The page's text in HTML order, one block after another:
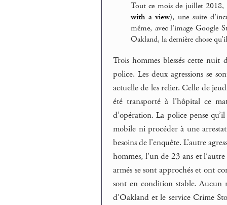
Tout ce mois de juillet 2018,
with a view), une suite
même, avec l’image Google
Oakland, la dernière chose
Trois hommes blessés cette nuit
police. Les deux agressions se
actuelle de les relier. Celle de
été transporté à l’hôpital ce
d’opération. La police pense
mobile ni procéder à une
besoins de l’enquête. L’autre
hommes, l’un de 23 ans et
armés se sont approchés et ont
sont en condition stable. Aucun
d’Oakland et le service Crime